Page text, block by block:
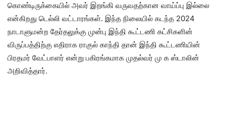
கொண்டிருக்கையில் அவர் இறங்கி வருவதற்கான வாய்ப்பு இல்லை
என்கிறது டெல்லி வட்டாரங்கள். இந்த நிலையில் கடந்த 2024
நாடாளுமன்ற தேர்தலுக்கு முன்பு இந்தி கூட்டணி கட்சிகளின்
விருப்பத்திற்கு எதிராக ராகுல் காந்தி தான் இந்தி கூட்டணியின்
பிரதமர் வேட்பாளர் என்று பகிரங்கமாக முதல்வர் மு க ஸ்டாலின்
அறிவித்தார்.